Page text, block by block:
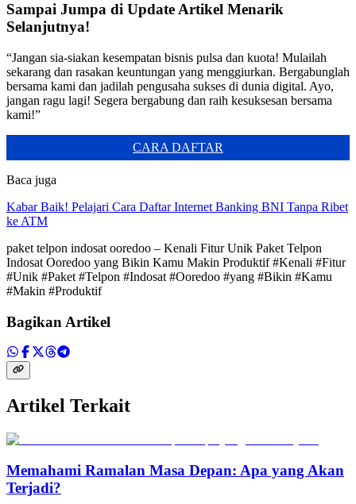
Sampai Jumpa di Update Artikel Menarik
Selanjutnya!
“Jangan sia-siakan kesempatan bisnis pulsa dan kuota! Mulailah
sekarang dan rasakan keuntungan yang menggiurkan. Bergabunglah
bersama kami dan jadilah pengusaha sukses di dunia digital. Ayo,
jangan ragu lagi! Segera bergabung dan raih kesuksesan bersama
kami!”
CARA DAFTAR
Baca juga
Kabar Baik! Pelajari Cara Daftar Internet Banking BNI Tanpa Ribet
ke ATM
paket telpon indosat ooredoo – Kenali Fitur Unik Paket Telpon
Indosat Ooredoo yang Bikin Kamu Makin Produktif #Kenali #Fitur
#Unik #Paket #Telpon #Indosat #Ooredoo #yang #Bikin #Kamu
#Makin #Produktif
Bagikan Artikel
Artikel Terkait
Memahami Ramalan Masa Depan: Apa yang Akan
Terjadi?